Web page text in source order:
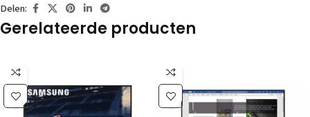
Delen:
Gerelateerde producten